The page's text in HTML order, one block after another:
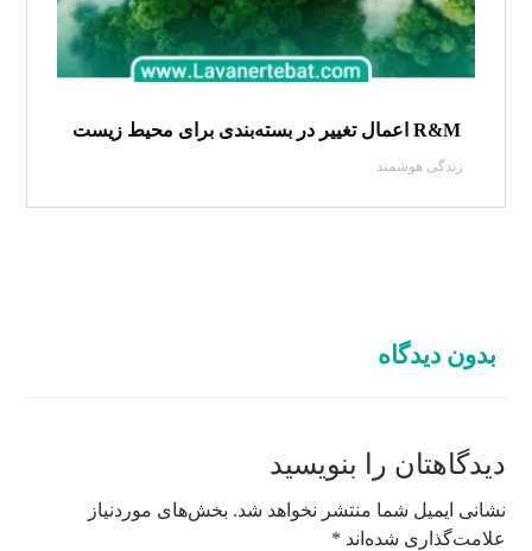
R&M اعمال تغییر در بسته‌بندی برای محیط زیست
زندگی هوشمند
بدون دیدگاه
دیدگاهتان را بنویسید
نشانی ایمیل شما منتشر نخواهد شد. بخش‌های موردنیاز
علامت‌گذاری شده‌اند *